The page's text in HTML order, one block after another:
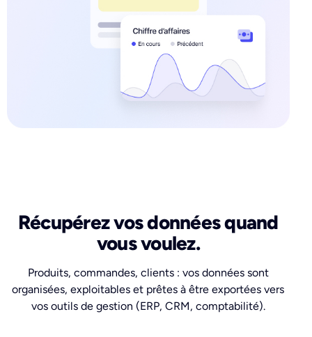
Récupérez vos données quand
vous voulez.
Produits, commandes, clients : vos données sont
organisées, exploitables et prêtes à être exportées vers
vos outils de gestion (ERP, CRM, comptabilité).